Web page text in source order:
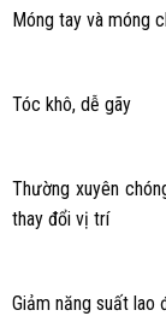
Móng tay và móng
Tóc khô, dễ gãy
Thường xuyên
thay đổi vị trí
Giảm năng suất lao